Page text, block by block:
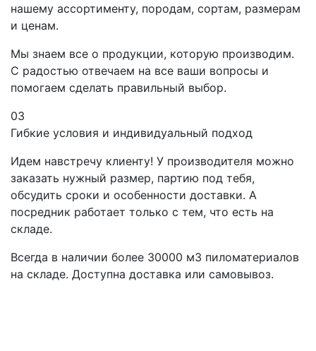
нашему ассортименту, породам, сортам, размерам
и ценам.
Мы знаем все о продукции, которую производим.
С радостью отвечаем на все ваши вопросы и
помогаем сделать правильный выбор.
03
Гибкие условия и индивидуальный подход
Идем навстречу клиенту! У производителя можно
заказать нужный размер, партию под тебя,
обсудить сроки и особенности доставки. А
посредник работает только с тем, что есть на
складе.
Всегда в наличии более 30000 м3 пиломатериалов
на складе. Доступна доставка или самовывоз.